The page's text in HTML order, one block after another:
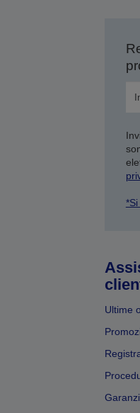
Ultime